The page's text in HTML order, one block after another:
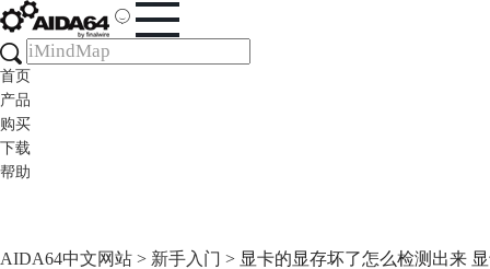
首页
产品
购买
下载
帮助
AIDA64中文网站 > 新手入门 > 显卡的显存坏了怎么检测出来